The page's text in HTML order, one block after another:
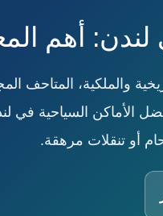
لندن: أهم
والملكية، المتاحف
الأماكن السياحية
أو تنقلات مرهقة.